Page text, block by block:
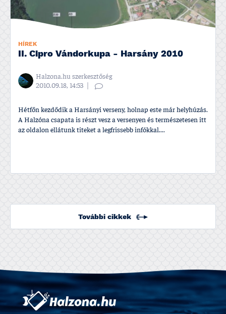
HÍREK
II. Cipro Vándorkupa - Harsány 2010
Halzona.hu szerkesztőség
2010.09.18, 14:53
Hétfőn kezdődik a Harsányi verseny, holnap este már helyhúzás.
A Halzóna csapata is részt vesz a versenyen és természetesen itt
az oldalon ellátunk titeket a legfrissebb infókkal....
További cikkek